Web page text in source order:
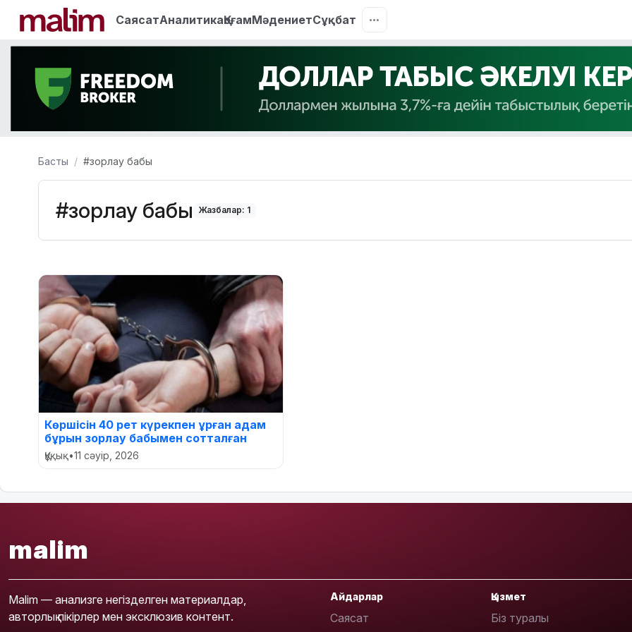
СаясатАналитикаҚоғамМәдениетСұқбат
Басты #зорлау бабы
#зорлау бабы Жазбалар: 1
Көршісін 40 рет күрекпен ұрған адам
бұрын зорлау бабымен сотталған
Құқық•11 сәуір, 2026
malim
Malim — анализге негізделген материалдар,
авторлық пікірлер мен эксклюзив контент.
Айдарлар
Саясат
Қызмет
Біз туралы